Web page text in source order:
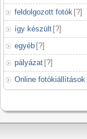
feldolgozott fotók [?]
így készült [?]
egyéb [?]
pályázat [?]
Online fotókiállítások